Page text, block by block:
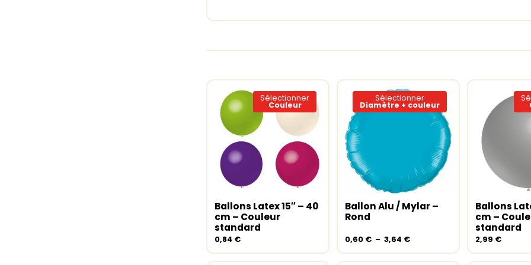
Sélectionner
Couleur
Choix des options
Ce
produit
plusieurs
options
peuvent
Ballons Latex 15″ – 40
cm – Couleur
standard
0,84 €
Sélectionner
Diamètre + couleur
Choix des options
Ce
variations.
options
peuvent
Ballon Alu / Mylar –
Rond
0,60 € – 3,64 €Plage
prix :
Choix
Ballons
cm –
standard
2,99 €